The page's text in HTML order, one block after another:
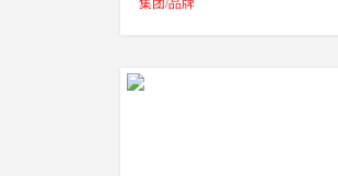
办羽毛球、冰球、网球、体操、武
场馆运营公司介绍
集团/品牌